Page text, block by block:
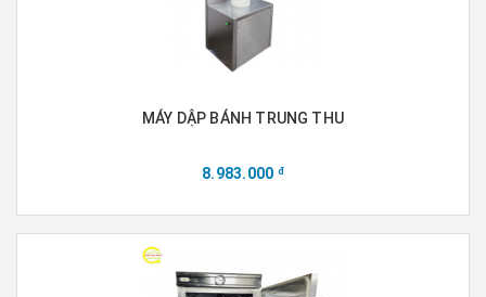
MÁY DẬP BÁNH TRUNG THU
8.983.000 đ